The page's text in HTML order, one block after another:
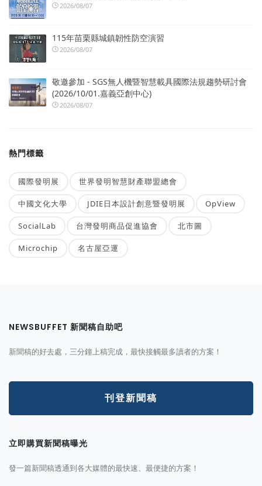
2026/08/07
115年苗栗縣城鎮韌性防空演習
2026/08/07
敬邀參加 - SGS無人機暨智慧載具國際法規趨勢研討會
(2026/10/01.嘉義亞創中心)
2026/08/07
熱門標籤
國際發明展 世界發明智慧財產聯盟總會
中國文化大學 JDIE日本設計創意暨發明展 OpView
SocialLab 台灣發明商品促進協會 北市圖
Microchip 名古屋亞運
NEWSBUFFET 新聞稿自助吧
新聞稿的好去處，三分鐘上稿完成，最快接觸最多讀者的方案！
刊登新聞稿
立即購買新聞稿曝光
發一篇新聞稿透通到各大媒體的最快速、最便捷的方案！